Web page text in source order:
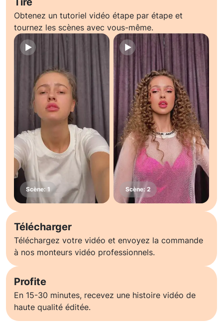
Obtenez un tutoriel vidéo étape par étape et
tournez les scènes avec vous-même.
Télécharger
Téléchargez votre vidéo et envoyez la commande
à nos monteurs vidéo professionnels.
Profite
En 15-30 minutes, recevez une histoire vidéo de
haute qualité éditée.